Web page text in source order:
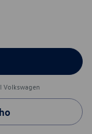
Volkswagen